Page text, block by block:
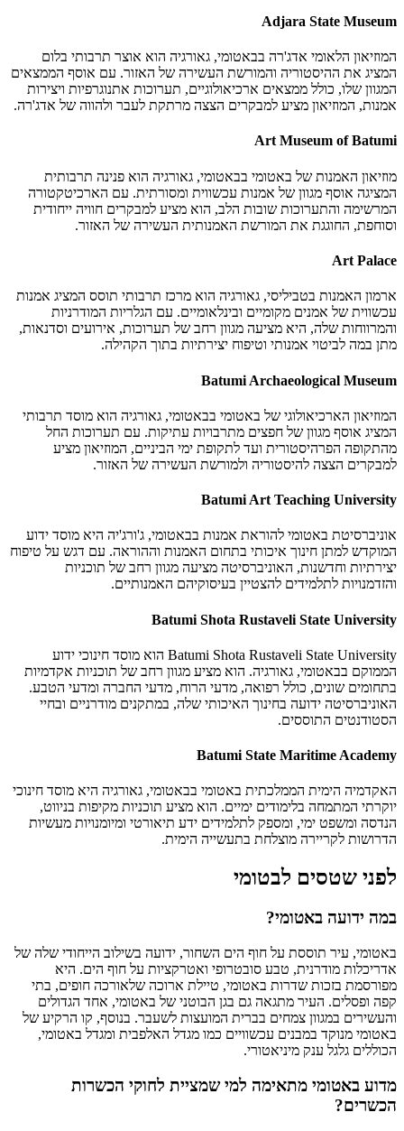
Adjara State Museum
המוזיאון הלאומי אדג'רה בבאטומי, גאורגיה הוא אוצר תרבותי בלום
המציג את ההיסטוריה והמורשת העשירה של האזור. עם אוסף הממצאים
המגוון שלו, כולל ממצאים ארכיאולוגיים, תערוכות אתנוגרפיות ויצירות
אמנות, המוזיאון מציע למבקרים הצצה מרתקת לעבר ולהווה של אדג'רה.
Art Museum of Batumi
מוזיאון האמנות של באטומי בבאטומי, גאורגיה הוא פנינה תרבותית
המציגה אוסף מגוון של אמנות עכשווית ומסורתית. עם הארכיטקטורה
המרשימה והתערוכות שובות הלב, הוא מציע למבקרים חוויה ייחודית
וסוחפת, החוגגת את המורשת האמנותית העשירה של האזור.
Art Palace
ארמון האמנות בטביליסי, גאורגיה הוא מרכז תרבותי תוסס המציג אמנות
עכשווית של אמנים מקומיים ובינלאומיים. עם הגלריות המודרניות
והמרווחות שלה, היא מציעה מגוון רחב של תערוכות, אירועים וסדנאות,
מתן במה לביטוי אמנותי וטיפוח יצירתיות בתוך הקהילה.
Batumi Archaeological Museum
המוזיאון הארכיאולוגי של באטומי בבאטומי, גאורגיה הוא מוסד תרבותי
המציג אוסף מגוון של חפצים מתרבויות עתיקות. עם תערוכות החל
מהתקופה הפרהיסטורית ועד לתקופת ימי הביניים, המוזיאון מציע
למבקרים הצצה להיסטוריה ולמורשת העשירה של האזור.
Batumi Art Teaching University
אוניברסיטת באטומי להוראת אמנות בבאטומי, ג'ורג'יה היא מוסד ידוע
המוקדש למתן חינוך איכותי בתחום האמנות וההוראה. עם דגש על טיפוח
יצירתיות וחדשנות, האוניברסיטה מציעה מגוון רחב של תוכניות
והזדמנויות לתלמידים להצטיין בעיסוקיהם האמנותיים.
Batumi Shota Rustaveli State University
Batumi Shota Rustaveli State University הוא מוסד חינוכי ידוע
הממוקם בבאטומי, גאורגיה. הוא מציע מגוון רחב של תוכניות אקדמיות
בתחומים שונים, כולל רפואה, מדעי הרוח, מדעי החברה ומדעי הטבע.
האוניברסיטה ידועה בחינוך האיכותי שלה, במתקנים מודרניים ובחיי
הסטודנטים התוססים.
Batumi State Maritime Academy
האקדמיה הימית הממלכתית באטומי בבאטומי, גאורגיה היא מוסד חינוכי
יוקרתי המתמחה בלימודים ימיים. הוא מציע תוכניות מקיפות בניווט,
הנדסה ומשפט ימי, ומספק לתלמידים ידע תיאורטי ומיומנויות מעשיות
הדרושות לקריירה מוצלחת בתעשייה הימית.
לפני שטסים לבטומי
במה ידועה באטומי?
באטומי, עיר תוססת על חוף הים השחור, ידועה בשילוב הייחודי שלה של
אדריכלות מודרנית, טבע סובטרופי ואטרקציות על חוף הים. היא
מפורסמת בזכות שדרות באטומי, טיילת ארוכה שלאורכה חופים, בתי
קפה ופסלים. העיר מתגאה גם בגן הבוטני של באטומי, אחד הגדולים
והעשירים במגוון צמחים בברית המועצות לשעבר. בנוסף, קו הרקיע של
באטומי מנוקד במבנים עכשוויים כמו מגדל האלפבית ומגדל באטומי,
הכוללים גלגל ענק מיניאטורי.
מדוע באטומי מתאימה למי שמציית לחוקי הכשרות
הכשרים?